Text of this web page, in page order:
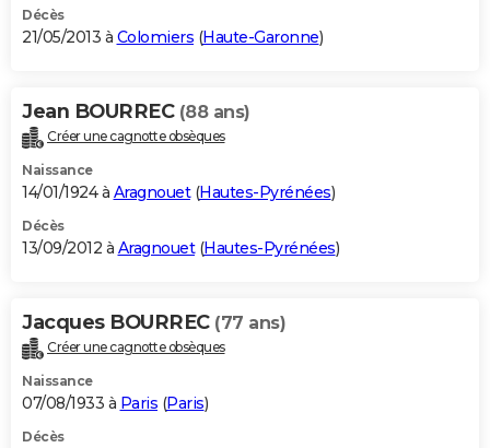
Décès
21/05/2013 à Colomiers (Haute-Garonne)
Jean BOURREC (88 ans)
Créer une cagnotte obsèques
Naissance
14/01/1924 à Aragnouet(Hautes-Pyrénées)
Décès
13/09/2012 à Aragnouet(Hautes-Pyrénées)
Jacques BOURREC (77 ans)
Créer une cagnotte obsèques
Naissance
07/08/1933 à Paris (Paris)
Décès